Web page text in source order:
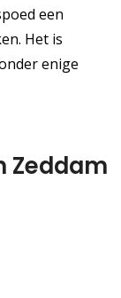
een
Het is
enige
Zeddam